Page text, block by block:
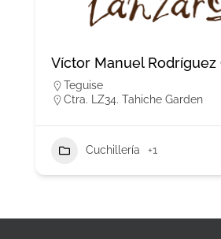
Víctor Manuel Rodríguez
Teguise
Ctra. LZ34. Tahiche Garden
Cuchillería +1